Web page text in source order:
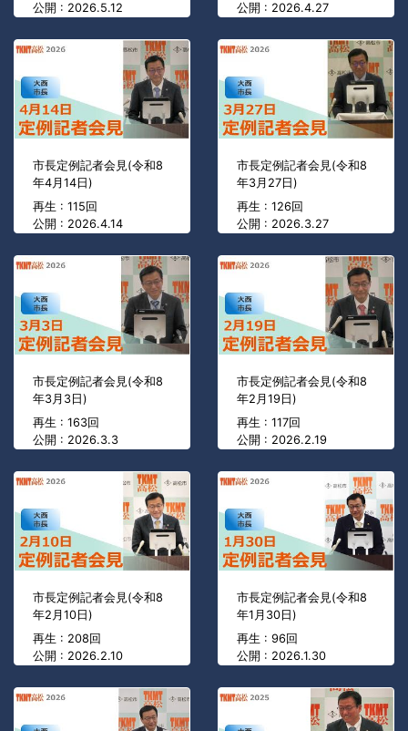
公開 : 2026.5.12
公開 : 2026.4.27
市長定例記者会見(令和8
年4月14日)
再生 : 115回
公開 : 2026.4.14
市長定例記者会見(令和8
年3月27日)
再生 : 126回
公開 : 2026.3.27
市長定例記者会見(令和8
年3月3日)
再生 : 163回
公開 : 2026.3.3
市長定例記者会見(令和8
年2月19日)
再生 : 117回
公開 : 2026.2.19
市長定例記者会見(令和8
年2月10日)
再生 : 208回
公開 : 2026.2.10
市長定例記者会見(令和8
年1月30日)
再生 : 96回
公開 : 2026.1.30